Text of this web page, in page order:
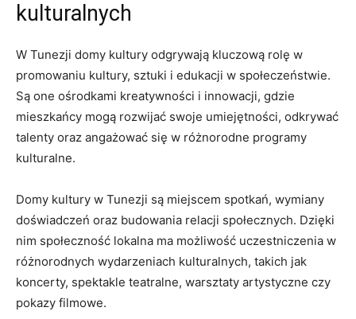
kulturalnych
W Tunezji domy kultury odgrywają kluczową rolę w
promowaniu kultury, sztuki i edukacji w społeczeństwie.
Są one ośrodkami kreatywności i innowacji, gdzie
mieszkańcy mogą rozwijać swoje umiejętności, odkrywać
talenty oraz angażować się w różnorodne programy
kulturalne.
Domy ‍kultury w Tunezji są miejscem spotkań, wymiany
doświadczeń oraz budowania⁣ relacji społecznych. Dzięki
⁢nim społeczność lokalna ma możliwość uczestniczenia w
różnorodnych wydarzeniach kulturalnych, takich ‍jak
koncerty, spektakle ‌teatralne, warsztaty⁢ artystyczne czy
pokazy filmowe.